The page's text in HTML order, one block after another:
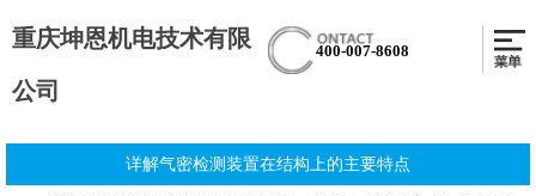
重庆坤恩机电技术有限
公司
400-007-8608
详解气密检测装置在结构上的主要特点